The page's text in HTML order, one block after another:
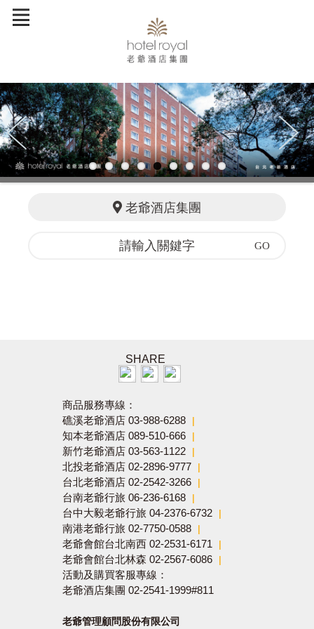
老爺酒店集團
SHARE
商品服務專線：
礁溪老爺酒店 03-988-6288
|
知本老爺酒店 089-510-666 |
新竹老爺酒店 03-563-1122 |
北投老爺酒店 02-2896-9777 |
台北老爺酒店 02-2542-3266 |
台南老爺行旅 06-236-6168 |
台中大毅老爺行旅 04-2376-6732 |
南港老爺行旅 02-7750-0588 |
老爺會館台北南西 02-2531-6171 |
老爺會館台北林森 02-2567-6086 |
活動及購買客服專線：
老爺酒店集團 02-2541-1999#811
老爺管理顧問股份有限公司